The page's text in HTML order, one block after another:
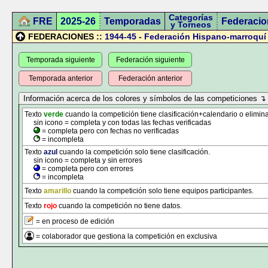
FRE 2025-26 Temporadas Categorías
y Torneos
FEDERACIONES :: 1944-45 - Federación Hispano-
Temporada siguiente
Temporada anterior
Federación siguiente
Federación anterior
Texto verde cuando la competición tiene clasificación+calendario o
sin icono = completa y con todas las fechas verificadas
= completa pero con fechas no verificadas
= incompleta
Texto azul cuando la competición solo tiene clasificación.
sin icono = completa y sin errores
= completa pero con errores
= incompleta
Texto amarillo cuando la competición solo tiene equipos participantes.
Texto rojo cuando la competición no tiene datos.
= en proceso de edición
= colaborador que gestiona la competición en exclusiva